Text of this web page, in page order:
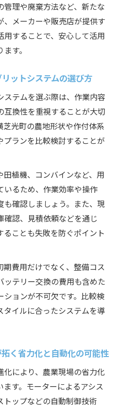
テムによるメンテナンス
押さえたい新技術
実現する技術革新のポイ
を両立する導入ノウハウ
するハイブリットシステ
する燃費改善技術とは
セスとメリット
テム導入の一連の流れと
前後の変化と効果
体制と保守のポイント
を見極める実践的視点
理や廃棄方法など、新たな
メーカーや販売店が提供す
用することで、安心して活用
す。
ットシステムの選び方
ステムを選ぶ際は、作業内容
換性を重視することが大切
光町の農地形状や作付体系
プランを比較検討することが
植機、コンバインなど、用
いるため、作業効率や操作
確認しましょう。また、現
認、見積依頼などを通じ
ことも失敗を防ぐポイント
費用だけでなく、整備コス
ッテリー交換の費用も含めた
ョンが不可欠です。比較検
イルに合ったシステムを導
く省力化と自動化の可能性
により、農業現場の省力化
す。モーターによるアシス
トップなどの自動制御技術